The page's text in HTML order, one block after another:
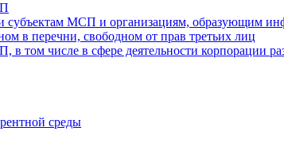
субъектам МСП и организациям, образующим
в перечни, свободном от прав третьих лиц
в том числе в сфере деятельности корпорации
среды